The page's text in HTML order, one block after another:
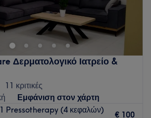
Queens Massage and Spa είναι
για να ξεφορτωθείς το άγχος
καθημερινότητας. Το κατάστημα παρέχει
όλων των ειδών, ενώ προσφέρει και
προσώπου. Επιπλέον, παρέχει
με κερί και κλωστή και όλα αυτά
και εξαιρετικά καθαρό περιβάλλον.
ειδικών και απόλαυσε τον
εαυτό!
Δερματολογικό Ιατρείο &
11 κριτικές
Εμφάνιση στον χάρτη
Pressotherapy (4 κεφαλών)
€ 100